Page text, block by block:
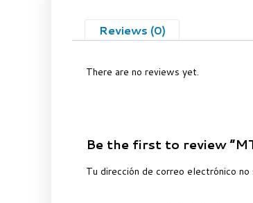
Reviews (0)
There are no reviews yet.
Be the first to review
Tu dirección de correo electrónico no